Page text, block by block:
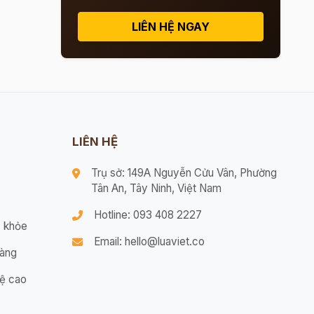
LIÊN HỆ NGAY
khỏe
cao
LIÊN HỆ
Trụ sở: 149A Nguyễn Cửu Vân, Phường
Tân An, Tây Ninh, Việt Nam
Hotline: 093 408 2227
Email: hello@luaviet.co